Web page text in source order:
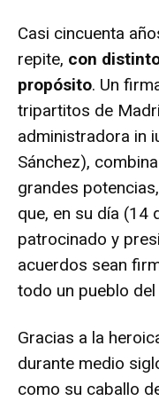
Casi cincuenta
repite, con
propósito. Un
tripartitos de
administradora in
Sánchez),
grandes
que, en su día (14
patrocinado y
acuerdos sean
todo un pueblo del
Gracias a la
durante medio
como su caballo